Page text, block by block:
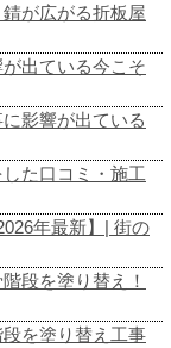
が広がる折板屋
出ている今こそ
影響が出ている
た口コミ・施工
年最新】| 街の
段を塗り替え！
を塗り替え工事